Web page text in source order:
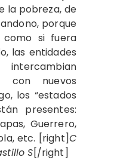
la pobreza, de
porque
si fuera
las entidades
con nuevos
los “estados
presentes:
Guerrero,
etc. [right]C
S[/right]